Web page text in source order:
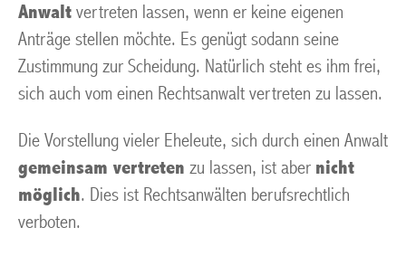
Anwalt vertreten lassen, wenn er keine eigenen
Anträge stellen möchte. Es genügt sodann seine
Zustimmung zur Scheidung. Natürlich steht es ihm frei,
sich auch vom einen Rechtsanwalt vertreten zu lassen.
Die Vorstellung vieler Eheleute, sich durch einen Anwalt
gemeinsam vertreten zu lassen, ist aber nicht
möglich. Dies ist Rechtsanwälten berufsrechtlich
verboten.